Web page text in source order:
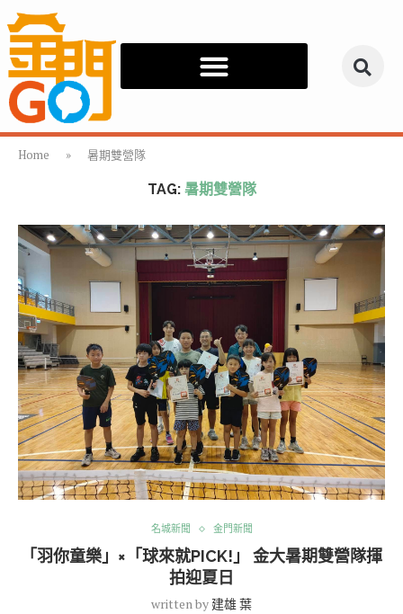
Home » 暑期雙營隊
TAG: 暑期雙營隊
名城新聞 金門新聞
「羽你童樂」×「球來就PICK!」 金大暑期雙營隊揮
拍迎夏日
written by 建雄 葉